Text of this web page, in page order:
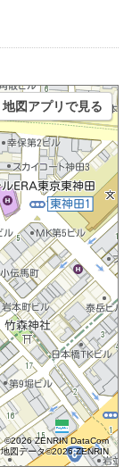
©2026 ZENRIN DataCom
地図データ©2026 ZENRIN
地図アプリで見る